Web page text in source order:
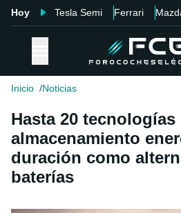
Hoy Tesla Semi Ferrari
Inicio Noticias
Hasta 20 tecnologías
almacenamiento
duración como
baterías